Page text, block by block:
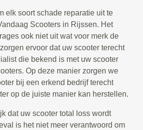
elk soort schade reparatie uit te
Scooters in Rijssen. Het
ook niet uit wat voor merk de
ervoor dat uw scooter terecht
die bekend is met uw scooter
Op deze manier zorgen we
bij een erkend bedrijf terecht
op de juiste manier kan herstellen.
dat uw scooter total loss wordt
is het niet meer verantwoord om